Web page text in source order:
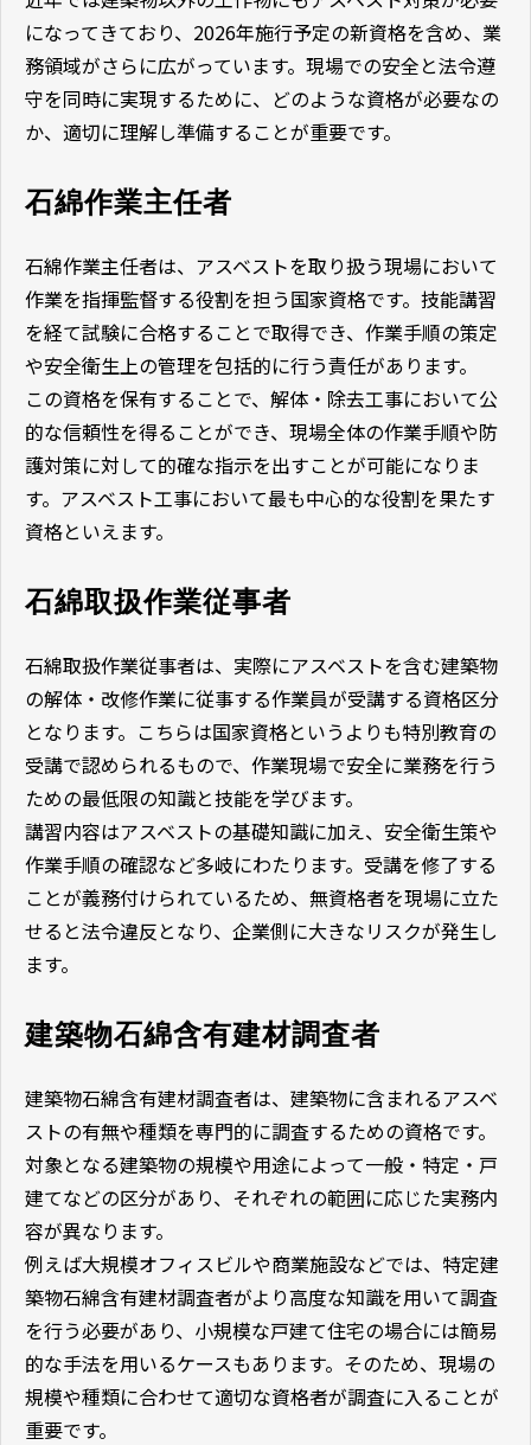
になってきており、2026年施行予定の新資格を含め、業
務領域がさらに広がっています。現場での安全と法令遵
守を同時に実現するために、どのような資格が必要なの
か、適切に理解し準備することが重要です。
石綿作業主任者
石綿作業主任者は、アスベストを取り扱う現場において
作業を指揮監督する役割を担う国家資格です。技能講習
を経て試験に合格することで取得でき、作業手順の策定
や安全衛生上の管理を包括的に行う責任があります。
この資格を保有することで、解体・除去工事において公
的な信頼性を得ることができ、現場全体の作業手順や防
護対策に対して的確な指示を出すことが可能になりま
す。アスベスト工事において最も中心的な役割を果たす
資格といえます。
石綿取扱作業従事者
石綿取扱作業従事者は、実際にアスベストを含む建築物
の解体・改修作業に従事する作業員が受講する資格区分
となります。こちらは国家資格というよりも特別教育の
受講で認められるもので、作業現場で安全に業務を行う
ための最低限の知識と技能を学びます。
講習内容はアスベストの基礎知識に加え、安全衛生策や
作業手順の確認など多岐にわたります。受講を修了する
ことが義務付けられているため、無資格者を現場に立た
せると法令違反となり、企業側に大きなリスクが発生し
ます。
建築物石綿含有建材調査者
建築物石綿含有建材調査者は、建築物に含まれるアスベ
ストの有無や種類を専門的に調査するための資格です。
対象となる建築物の規模や用途によって一般・特定・戸
建てなどの区分があり、それぞれの範囲に応じた実務内
容が異なります。
例えば大規模オフィスビルや商業施設などでは、特定建
築物石綿含有建材調査者がより高度な知識を用いて調査
を行う必要があり、小規模な戸建て住宅の場合には簡易
的な手法を用いるケースもあります。そのため、現場の
規模や種類に合わせて適切な資格者が調査に入ることが
重要です。